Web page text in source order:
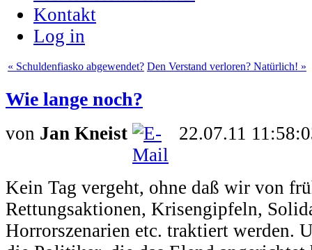
Kontakt
Log in
« Schuldenfiasko abgewendet? Den Verstand verloren? Natürlich! »
Wie lange noch?
von Jan Kneist 22.07.11
Kein Tag vergeht, ohne daß wir von
Rettungsaktionen, Krisengipfeln,
Horrorszenarien etc. traktiert werden.